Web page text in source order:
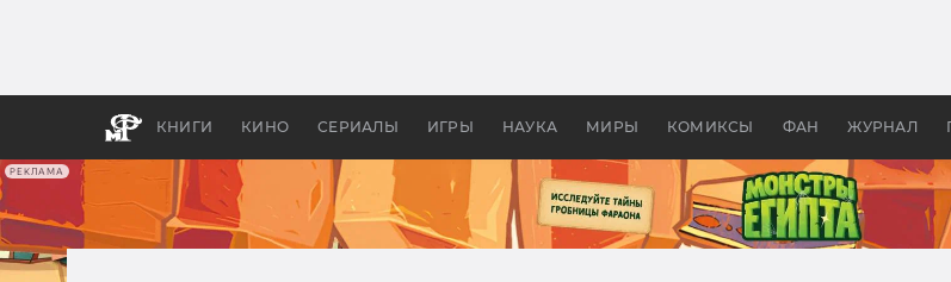
РЕКЛАМА
КНИГИ КИНО СЕРИАЛЫ ИГРЫ НАУКА МИРЫ КОМИКСЫ ФАН ЖУРНАЛ
апокалипсис, в России —
бы